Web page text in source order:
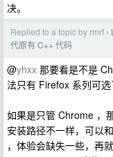
决。
Replied to a topic by rmrf ›
代原有 C++ 代码
@yhxx 那要看是不是
法只有 Firefox 系列可选
如果是只管 Chrome ，
安装路径不一样，可以
，体验会缺失一些，再